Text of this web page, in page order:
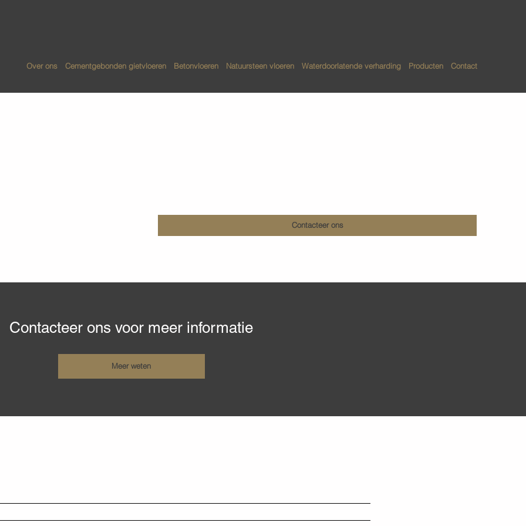
Over ons Cementgebonden gietvloeren Betonvloeren Natuursteen vloeren Waterdoorlatende verharding Producten Contact
Contacteer ons
Contacteer ons voor meer informatie
Meer weten